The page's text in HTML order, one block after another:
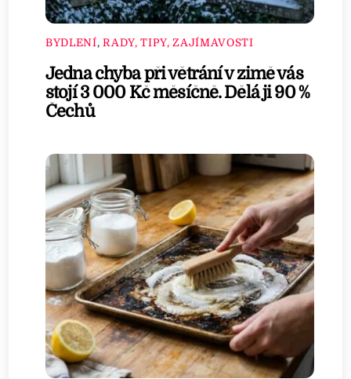
BYDLENÍ,RADY, TIPY, ZAJÍMAVOSTI
Jedna chyba při větrání v zimě vás
stojí 3 000 Kč měsíčně. Dělá ji 90 %
Čechů